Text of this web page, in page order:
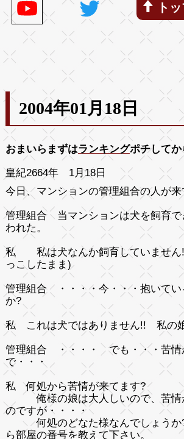
ト
2004年01月18日
おまいらまずはランキングポチしてか
皇紀2664年 1月18日
今日、マンションの管理組合の人が来
管理組合当マンションは犬を飼育
われた。
私
私は犬なんか飼育していませ
っこしたまま)
管理組合・・・・今・・・抱いてい
か?
私 これは犬ではありません!! 私の
管理組合 ・・・・ でも・・・苦情
で・・・
私 何処から苦情が来てます?
俺様の娘は大人しいので、苦情
のですが・・・・
何処のどなた様なんでしょうか
ら部屋の番号を教えて下さい。